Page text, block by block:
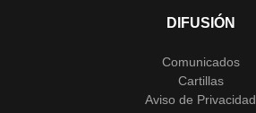
DIFUSIÓN
Comunicados
Cartillas
Aviso de Privacidad